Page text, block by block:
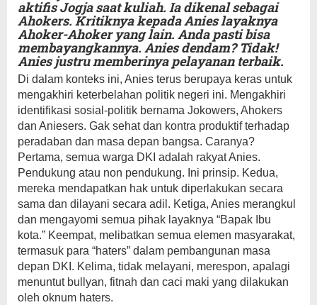
aktifis Jogja saat kuliah. Ia dikenal sebagai
Ahokers. Kritiknya kepada Anies layaknya
Ahoker-Ahoker yang lain. Anda pasti bisa
membayangkannya. Anies dendam? Tidak!
Anies justru memberinya pelayanan terbaik.
Di dalam konteks ini, Anies terus berupaya keras untuk
mengakhiri keterbelahan politik negeri ini. Mengakhiri
identifikasi sosial-politik bernama Jokowers, Ahokers
dan Aniesers. Gak sehat dan kontra produktif terhadap
peradaban dan masa depan bangsa. Caranya?
Pertama, semua warga DKI adalah rakyat Anies.
Pendukung atau non pendukung. Ini prinsip. Kedua,
mereka mendapatkan hak untuk diperlakukan secara
sama dan dilayani secara adil. Ketiga, Anies merangkul
dan mengayomi semua pihak layaknya “Bapak Ibu
kota.” Keempat, melibatkan semua elemen masyarakat,
termasuk para “haters” dalam pembangunan masa
depan DKI. Kelima, tidak melayani, merespon, apalagi
menuntut bullyan, fitnah dan caci maki yang dilakukan
oleh oknum haters.